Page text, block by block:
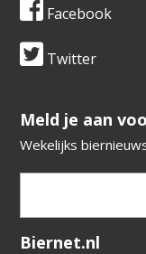
Facebook
Twitter
​​​​​​​Meld je aan
Wekelijks
Verification code:
Biernet.nl